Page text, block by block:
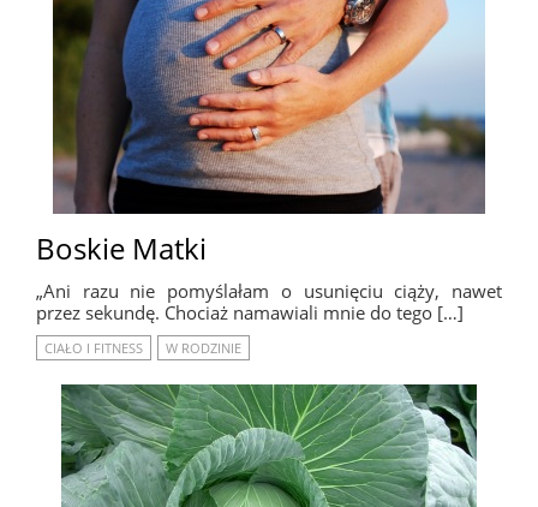
Boskie Matki
„Ani razu nie pomyślałam o usunięciu ciąży, nawet
przez sekundę. Chociaż namawiali mnie do tego […]
CIAŁO I FITNESS W RODZINIE